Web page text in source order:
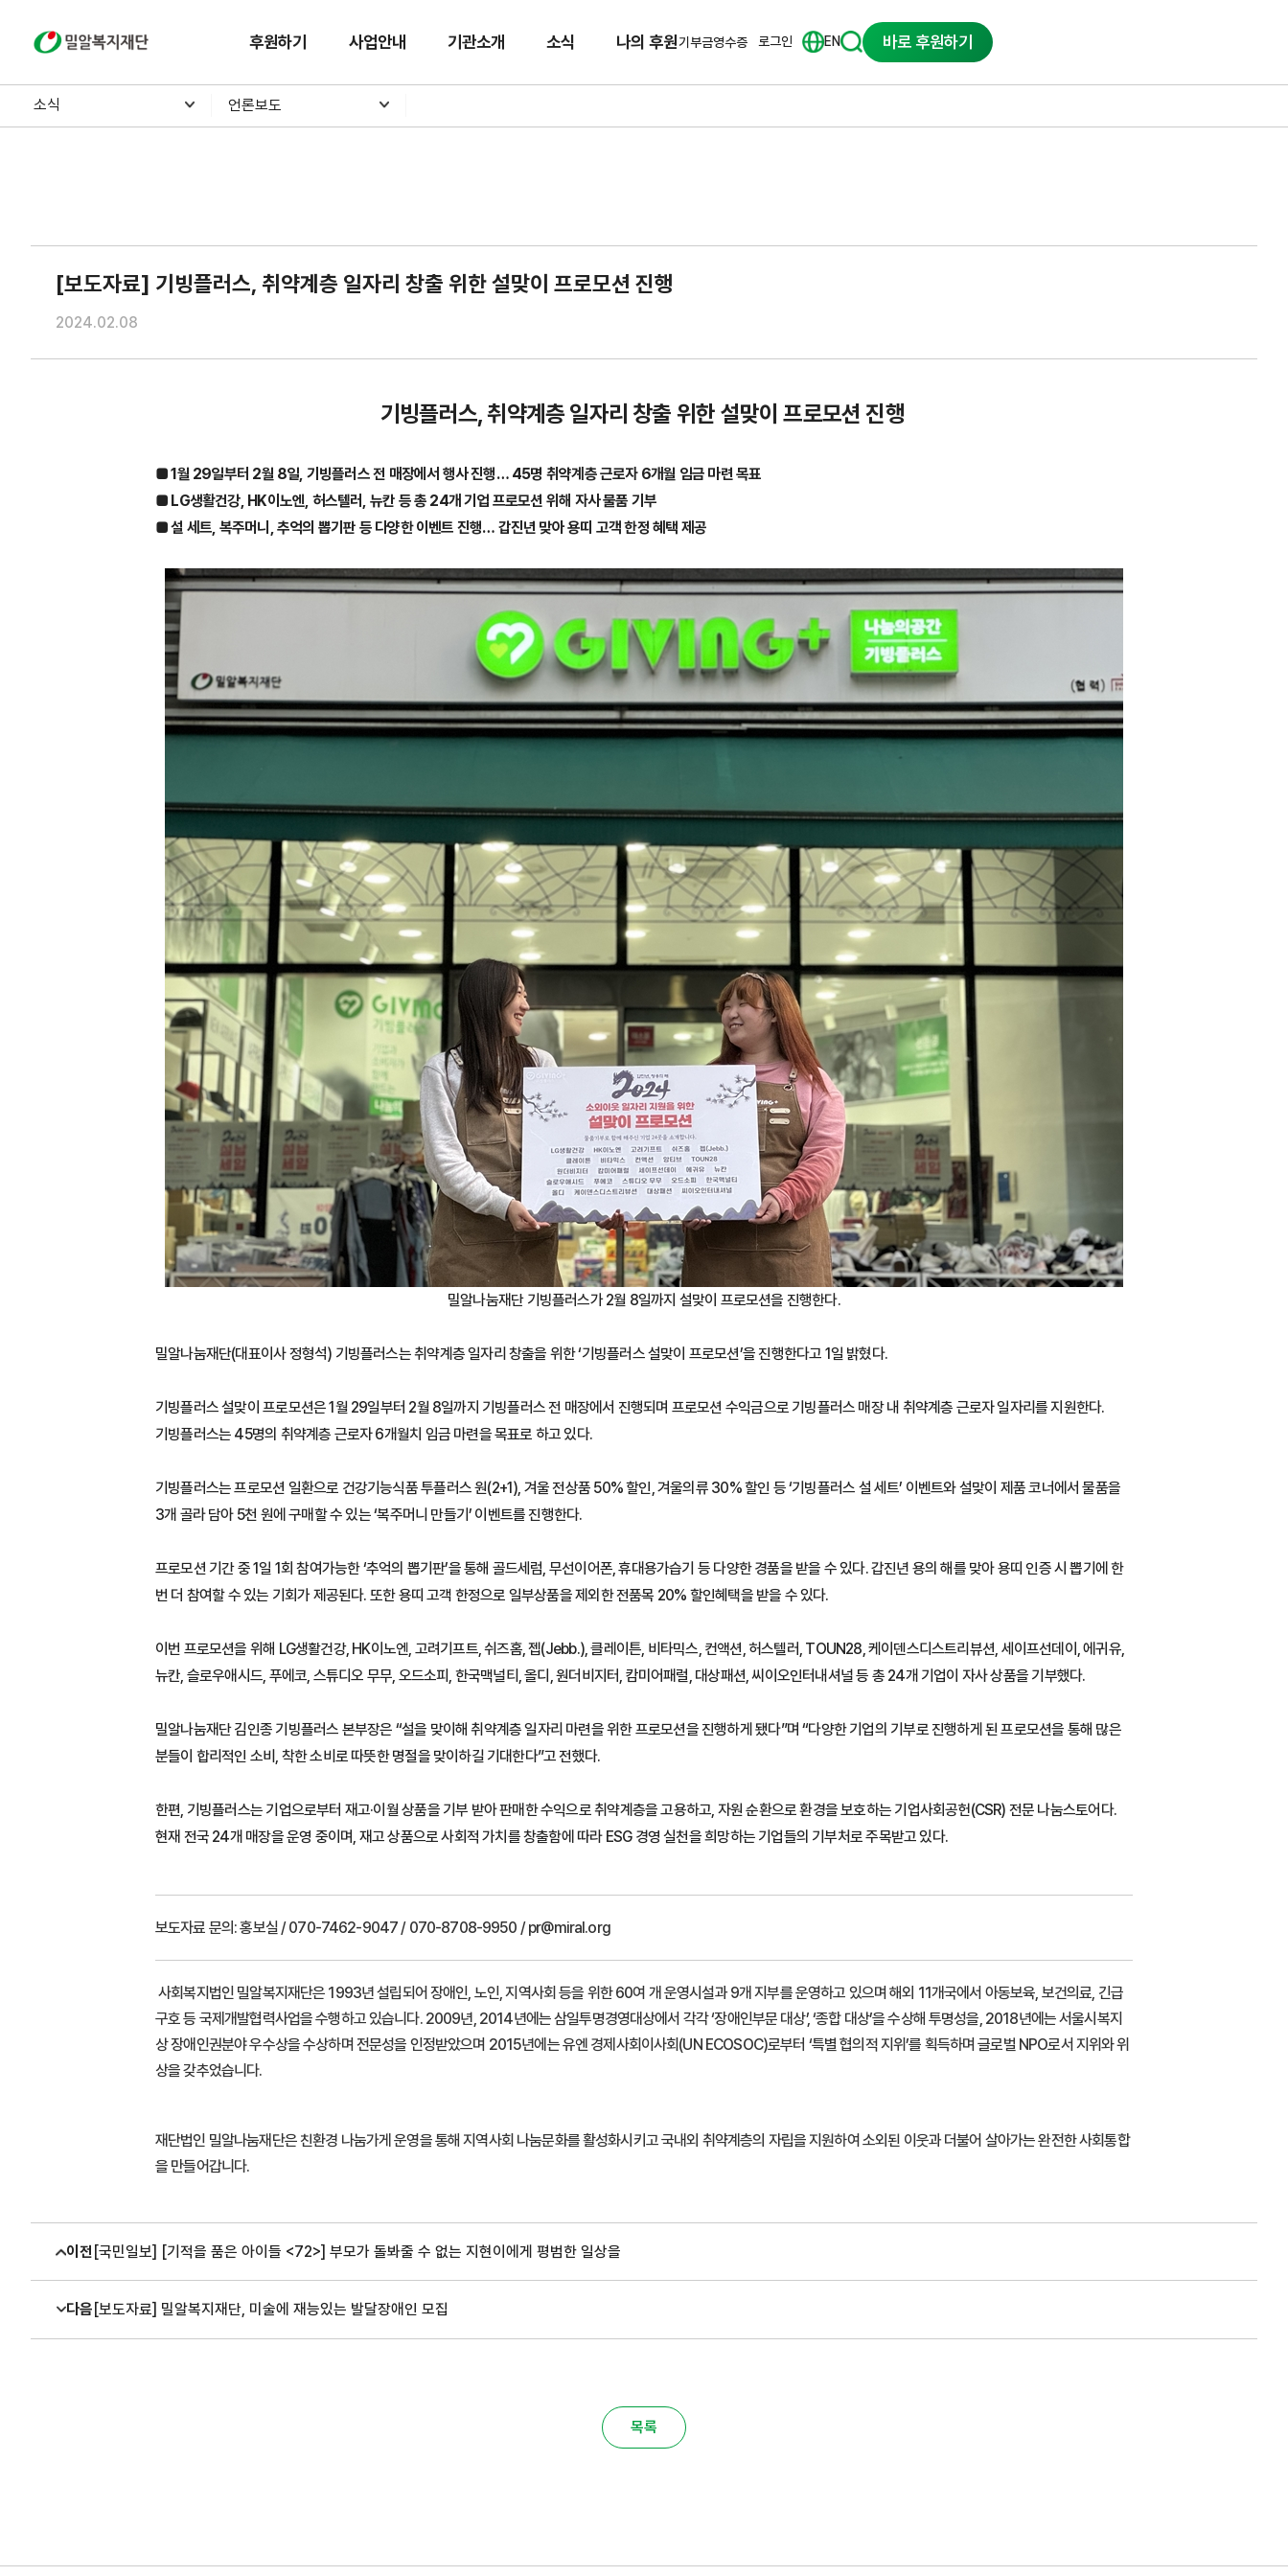
밀알복지재단 후원하기 사업안내 기관소개 소식 나의 후원기부금영수증 로그인 EN 바로 후원하기
소식 언론보도
[보도자료] 기빙플러스, 취약계층 일자리 창출 위한 설맞이 프로모션 진행
2024.02.08
기빙플러스, 취약계층 일자리 창출 위한 설맞이 프로모션 진행
■ 1월 29일부터 2월 8일, 기빙플러스 전 매장에서 행사 진행… 45명 취약계층 근로자 6개월 임금 마련 목표
■ LG생활건강, HK이노엔, 허스텔러, 뉴칸 등 총 24개 기업 프로모션 위해 자사 물품 기부
■ 설 세트, 복주머니, 추억의 뽑기판 등 다양한 이벤트 진행… 갑진년 맞아 용띠 고객 한정 혜택 제공
밀알나눔재단 기빙플러스가 2월 8일까지 설맞이 프로모션을 진행한다.
밀알나눔재단(대표이사 정형석) 기빙플러스는 취약계층 일자리 창출을 위한 ‘기빙플러스 설맞이 프로모션’을 진행한다고 1일 밝혔다.
기빙플러스 설맞이 프로모션은 1월 29일부터 2월 8일까지 기빙플러스 전 매장에서 진행되며 프로모션 수익금으로 기빙플러스 매장 내 취약계층 근로자 일자리를 지원한다.
기빙플러스는 45명의 취약계층 근로자 6개월치 임금 마련을 목표로 하고 있다.
기빙플러스는 프로모션 일환으로 건강기능식품 투플러스 원(2+1), 겨울 전상품 50% 할인, 겨울의류 30% 할인 등 ‘기빙플러스 설 세트’ 이벤트와 설맞이 제품 코너에서 물품을
3개 골라 담아 5천 원에 구매할 수 있는 ‘복주머니 만들기’ 이벤트를 진행한다.
프로모션 기간 중 1일 1회 참여가능한 ‘추억의 뽑기판’을 통해 골드세럼, 무선이어폰, 휴대용가습기 등 다양한 경품을 받을 수 있다. 갑진년 용의 해를 맞아 용띠 인증 시 뽑기에 한
번 더 참여할 수 있는 기회가 제공된다. 또한 용띠 고객 한정으로 일부상품을 제외한 전품목 20% 할인혜택을 받을 수 있다.
이번 프로모션을 위해 LG생활건강, HK이노엔, 고려기프트, 쉬즈홈, 젭(Jebb.), 클레이튼, 비타믹스, 컨액션, 허스텔러, TOUN28, 케이덴스디스트리뷰션, 세이프선데이, 에귀유,
뉴칸, 슬로우애시드, 푸에코, 스튜디오 무무, 오드소피, 한국맥널티, 올디, 원더비지터, 캄미어패럴, 대상패션, 씨이오인터내셔널 등 총 24개 기업이 자사 상품을 기부했다.
밀알나눔재단 김인종 기빙플러스 본부장은 “설을 맞이해 취약계층 일자리 마련을 위한 프로모션을 진행하게 됐다”며 “다양한 기업의 기부로 진행하게 된 프로모션을 통해 많은
분들이 합리적인 소비, 착한 소비로 따뜻한 명절을 맞이하길 기대한다”고 전했다.
한편, 기빙플러스는 기업으로부터 재고·이월 상품을 기부 받아 판매한 수익으로 취약계층을 고용하고, 자원 순환으로 환경을 보호하는 기업사회공헌(CSR) 전문 나눔스토어다.
현재 전국 24개 매장을 운영 중이며, 재고 상품으로 사회적 가치를 창출함에 따라 ESG 경영 실천을 희망하는 기업들의 기부처로 주목받고 있다.
보도자료 문의:홍보실 / 070-7462-9047 / 070-8708-9950 / pr@miral.org
사회복지법인 밀알복지재단은 1993년 설립되어 장애인, 노인, 지역사회 등을 위한 60여 개 운영시설과 9개 지부를 운영하고 있으며 해외 11개국에서 아동보육, 보건의료, 긴급
구호 등 국제개발협력사업을 수행하고 있습니다. 2009년, 2014년에는 삼일투명경영대상에서 각각 ‘장애인부문 대상’, ‘종합 대상’을 수상해 투명성을, 2018년에는 서울시복지
상 장애인권분야 우수상을 수상하며 전문성을 인정받았으며 2015년에는 유엔 경제사회이사회(UN ECOSOC)로부터 ‘특별 협의적 지위’를 획득하며 글로벌 NPO로서 지위와 위
상을 갖추었습니다.
재단법인 밀알나눔재단은 친환경 나눔가게 운영을 통해 지역사회 나눔문화를 활성화시키고 국내외 취약계층의 자립을 지원하여 소외된 이웃과 더불어 살아가는 완전한 사회통합
을 만들어갑니다.
이전 [국민일보] [기적을 품은 아이들 <72>] 부모가 돌봐줄 수 없는 지현이에게 평범한 일상을
다음 [보도자료] 밀알복지재단, 미술에 재능있는 발달장애인 모집
목록